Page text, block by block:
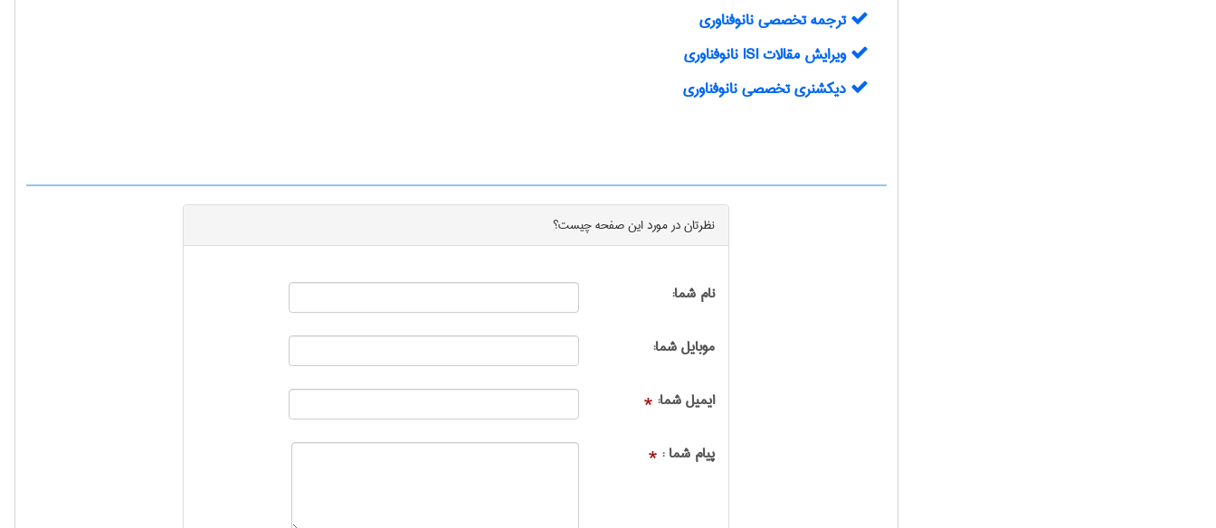
ترجمه تخصصی نانوفناوری
ويرايش مقالات ISI نانوفناوری
دیکشنری تخصصی نانوفناوری
نظرتان در مورد اینصفحهچیست؟
نام شما:
موبایل شما:
ایمیل شما: *
پیام شما : *